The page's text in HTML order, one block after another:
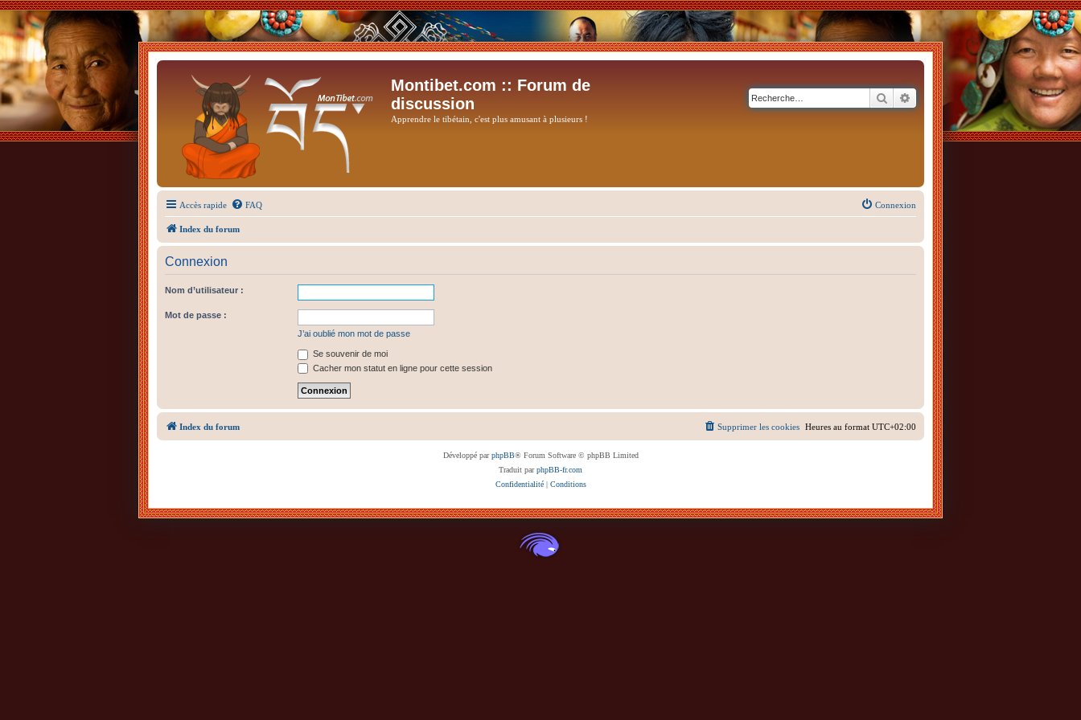
Montibet.com :: Forum de
discussion
Apprendre le tibétain, c'est plus amusant à plusieurs !
RechercherRecherche avancée
Accès rapide FAQ Connexion
Index du forum
Connexion
Nom d’utilisateur :
Mot de passe :
J’ai oublié mon mot de passe
Se souvenir de moi
Cacher mon statut en ligne pour cette session
Index du forum Heures au format UTC+02:00
Supprimer les cookies
Développé parphpBB® Forum Software © phpBB Limited
Traduit parphpBB-fr.com
Confidentialité| Conditions